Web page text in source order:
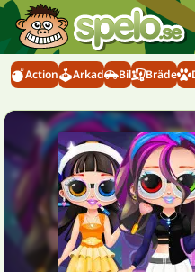
Action Arkad Bil Bräde